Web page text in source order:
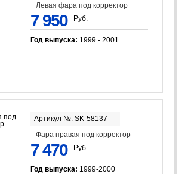
Левая фара под корректор
7 950 Руб.
Год выпуска: 1999 - 2001
Артикул №: SK-58137
Фара правая под корректор
7 470 Руб.
Год выпуска: 1999-2000